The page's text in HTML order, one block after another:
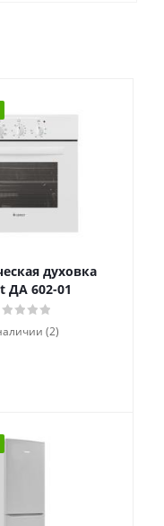
духовка
ДА 602-01
(2)